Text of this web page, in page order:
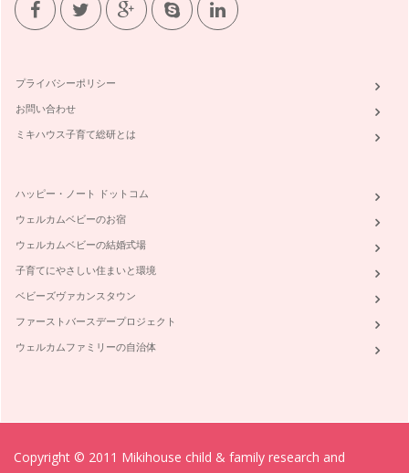
プライバシーポリシー
お問い合わせ
ミキハウス子育て総研とは
ハッピー・ノート ドットコム
ウェルカムベビーのお宿
ウェルカムベビーの結婚式場
子育てにやさしい住まいと環境
ベビーズヴァカンスタウン
ファーストバースデープロジェクト
ウェルカムファミリーの自治体
Copyright © 2011 Mikihouse child & family research and